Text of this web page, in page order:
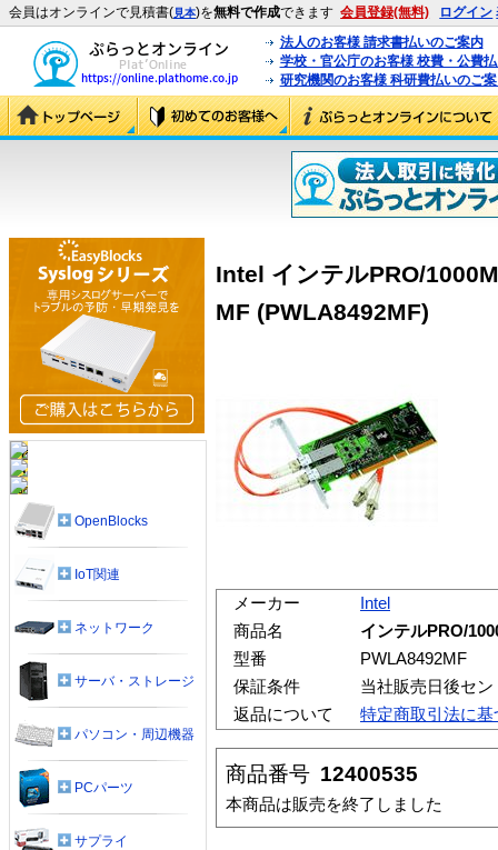
会員はオンラインで見積書(見本)を無料で作成できます 会員登録(無料) ログイン
法人のお客様 請求書払いのご案内
学校・官公庁のお客様 校費・公費
研究機関のお客様 科研費払いのご
Intel インテルPRO/
MF (PWLA8492MF)
メーカー
Intel
商品名
インテルPRO/
型番
PWLA8492MF
保証条件
当社販売日後セ
返品について
特定商取引法に基
商品番号 12400535
本商品は販売を終了しました
OpenBlocks
IoT関連
ネットワーク
サーバ・ストレージ
パソコン・周辺機器
PCパーツ
サプライ